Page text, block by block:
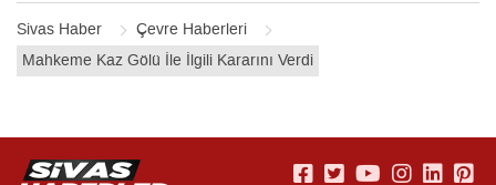
Sivas Haber
Çevre Haberleri
Mahkeme Kaz Gölü İle İlgili Kararını Verdi